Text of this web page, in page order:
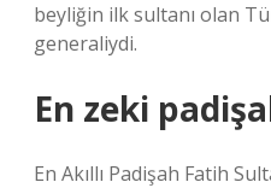
beyliğin ilk sultanı olan
generaliydi.
En zeki
En Akıllı Padişah Fatih